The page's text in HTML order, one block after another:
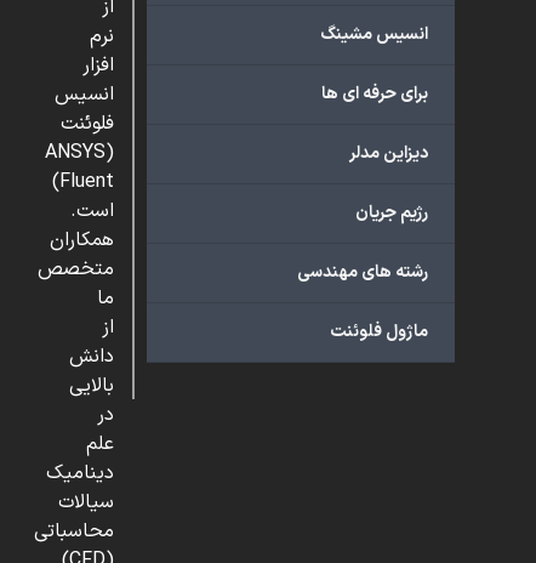
انسیس مشینگ
برای حرفه ای ها
دیزاین مدلر
رژیم جریان
رشته های مهندسی
ماژول فلوئنت
از
نرم
افزار
انسیس
فلوئنت
(ANSYS
Fluent)
است.
همکاران
متخصص
ما
از
دانش
بالایی
در
علم
دینامیک
سیالات
محاسباتی